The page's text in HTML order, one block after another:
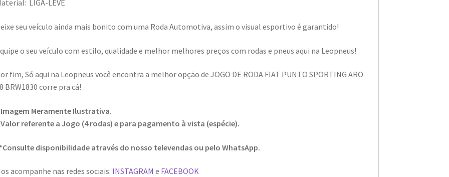
LIGA-LEVE
seu veículo ainda mais bonito com uma Roda Automotiva, assim o visual esportivo é garantido!
o seu veículo com estilo, qualidade e melhor melhores preços com rodas e pneus aqui na Leopneus!
fim, Só aqui na Leopneus você encontra a melhor opção de JOGO DE RODA FIAT PUNTO SPORTING ARO
BRW1830 corre pra cá!
Meramente Ilustrativa.
referente a Jogo (4 rodas) e para pagamento à vista (espécie).
disponibilidade através do nosso televendas ou pelo WhatsApp.
acompanhe nas redes sociais: INSTAGRAM e FACEBOOK